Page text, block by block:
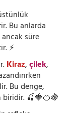
Bu anlarda
süre
⚡
Kiraz,çilek,
Bu denge,
biridir. 🍒🍓🍊🍇